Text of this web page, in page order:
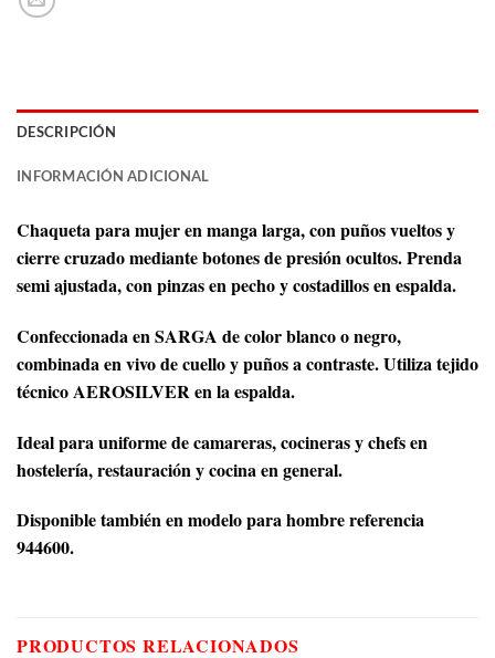
DESCRIPCIÓN
INFORMACIÓN ADICIONAL
Chaqueta para mujer en manga larga, con puños vueltos y
cierre cruzado mediante botones de presión ocultos. Prenda
semi ajustada, con pinzas en pecho y costadillos en espalda.
Confeccionada en SARGA de color blanco o negro,
combinada en vivo de cuello y puños a contraste. Utiliza tejido
técnico AEROSILVER en la espalda.
Ideal para uniforme de camareras, cocineras y chefs en
hostelería, restauración y cocina en general.
Disponible también en modelo para hombre referencia
944600.
PRODUCTOS RELACIONADOS